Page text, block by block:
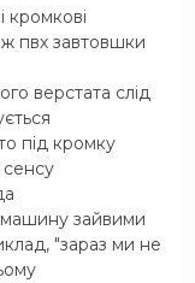
кромкові
пвх завтовшки
верстата слід
під кромку
зайвими
"зараз ми не